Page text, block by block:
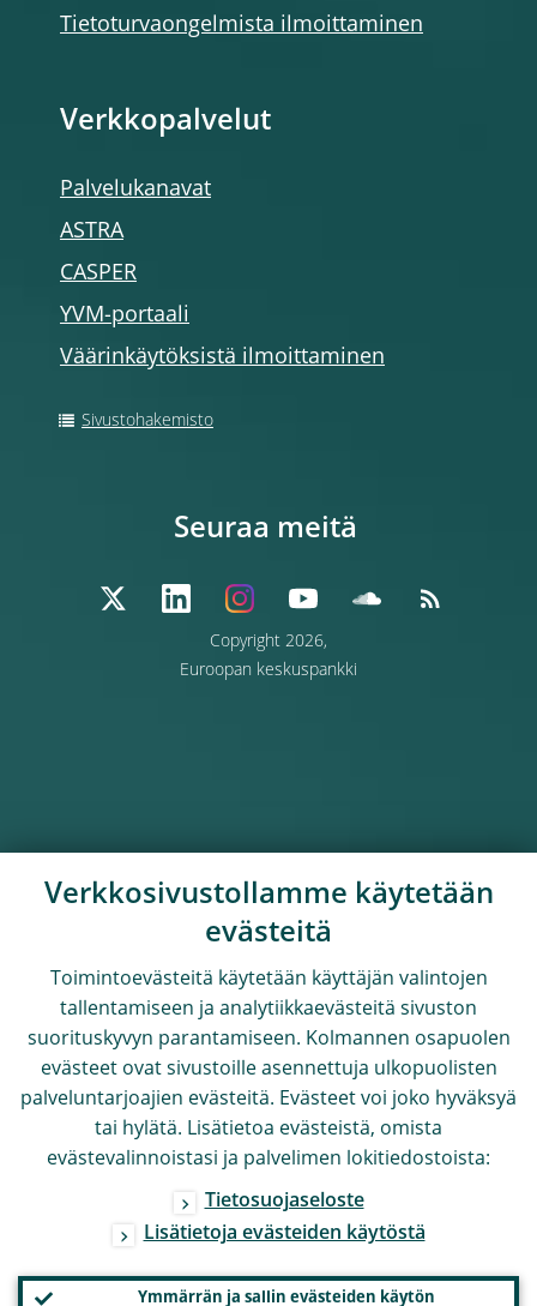
Tietoturvaongelmista ilmoittaminen
Verkkopalvelut
Palvelukanavat
ASTRA
CASPER
YVM-portaali
Väärinkäytöksistä ilmoittaminen
Sivustohakemisto
Copyright 2026,
Euroopan keskuspankki
Seuraa meitä
Verkkosivustollamme käytetään
evästeitä
Toimintoevästeitä käytetään käyttäjän valintojen
tallentamiseen ja analytiikkaevästeitä sivuston
suorituskyvyn parantamiseen. Kolmannen osapuolen
evästeet ovat sivustoille asennettuja ulkopuolisten
palveluntarjoajien evästeitä. Evästeet voi joko hyväksyä
tai hylätä. Lisätietoa evästeistä, omista
evästevalinnoistasi ja palvelimen lokitiedostoista:
Tietosuojaseloste
Lisätietoja evästeiden käytöstä
Ymmärrän ja sallin evästeiden käytön